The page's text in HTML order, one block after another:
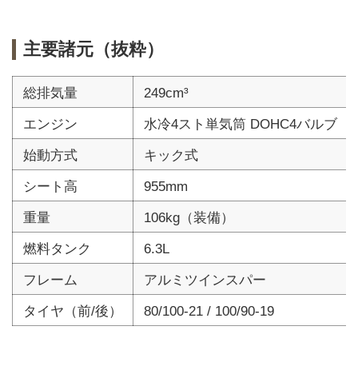
主要諸元（抜粋）
総排気量
249cm³
エンジン
水冷4スト単気筒 DOHC4バルブ
始動方式
キック式
シート高
955mm
重量
106kg（装備）
燃料タンク
6.3L
フレーム
アルミツインスパー
タイヤ（前/後）
80/100-21 / 100/90-19